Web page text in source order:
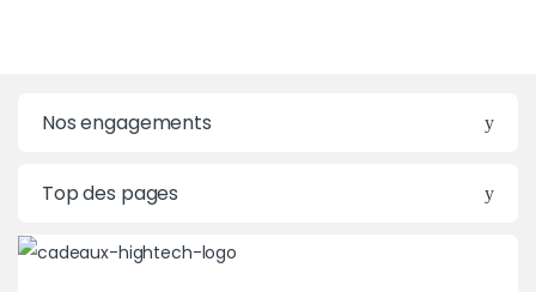
Nos engagements
Top des pages